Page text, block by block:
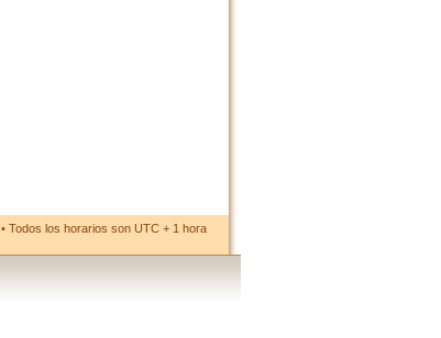
• Todos los horarios son UTC + 1 hora